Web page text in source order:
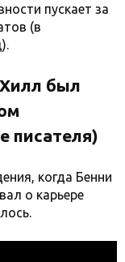
пускает за
(в
был
писателя)
когда Бенни
о карьере